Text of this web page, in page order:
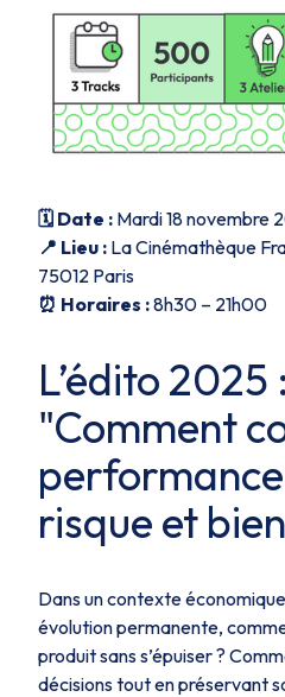
🗓️ Date : Mardi 18 novembre
📍 Lieu : La Cinémathèque
75012 Paris
⏰ Horaires :8h30 – 21h00
L’édito 2025 :
"Comment
risque et
Dans un contexte
évolution permanente,
produit sans s’épuiser ?
décisions tout en préservant